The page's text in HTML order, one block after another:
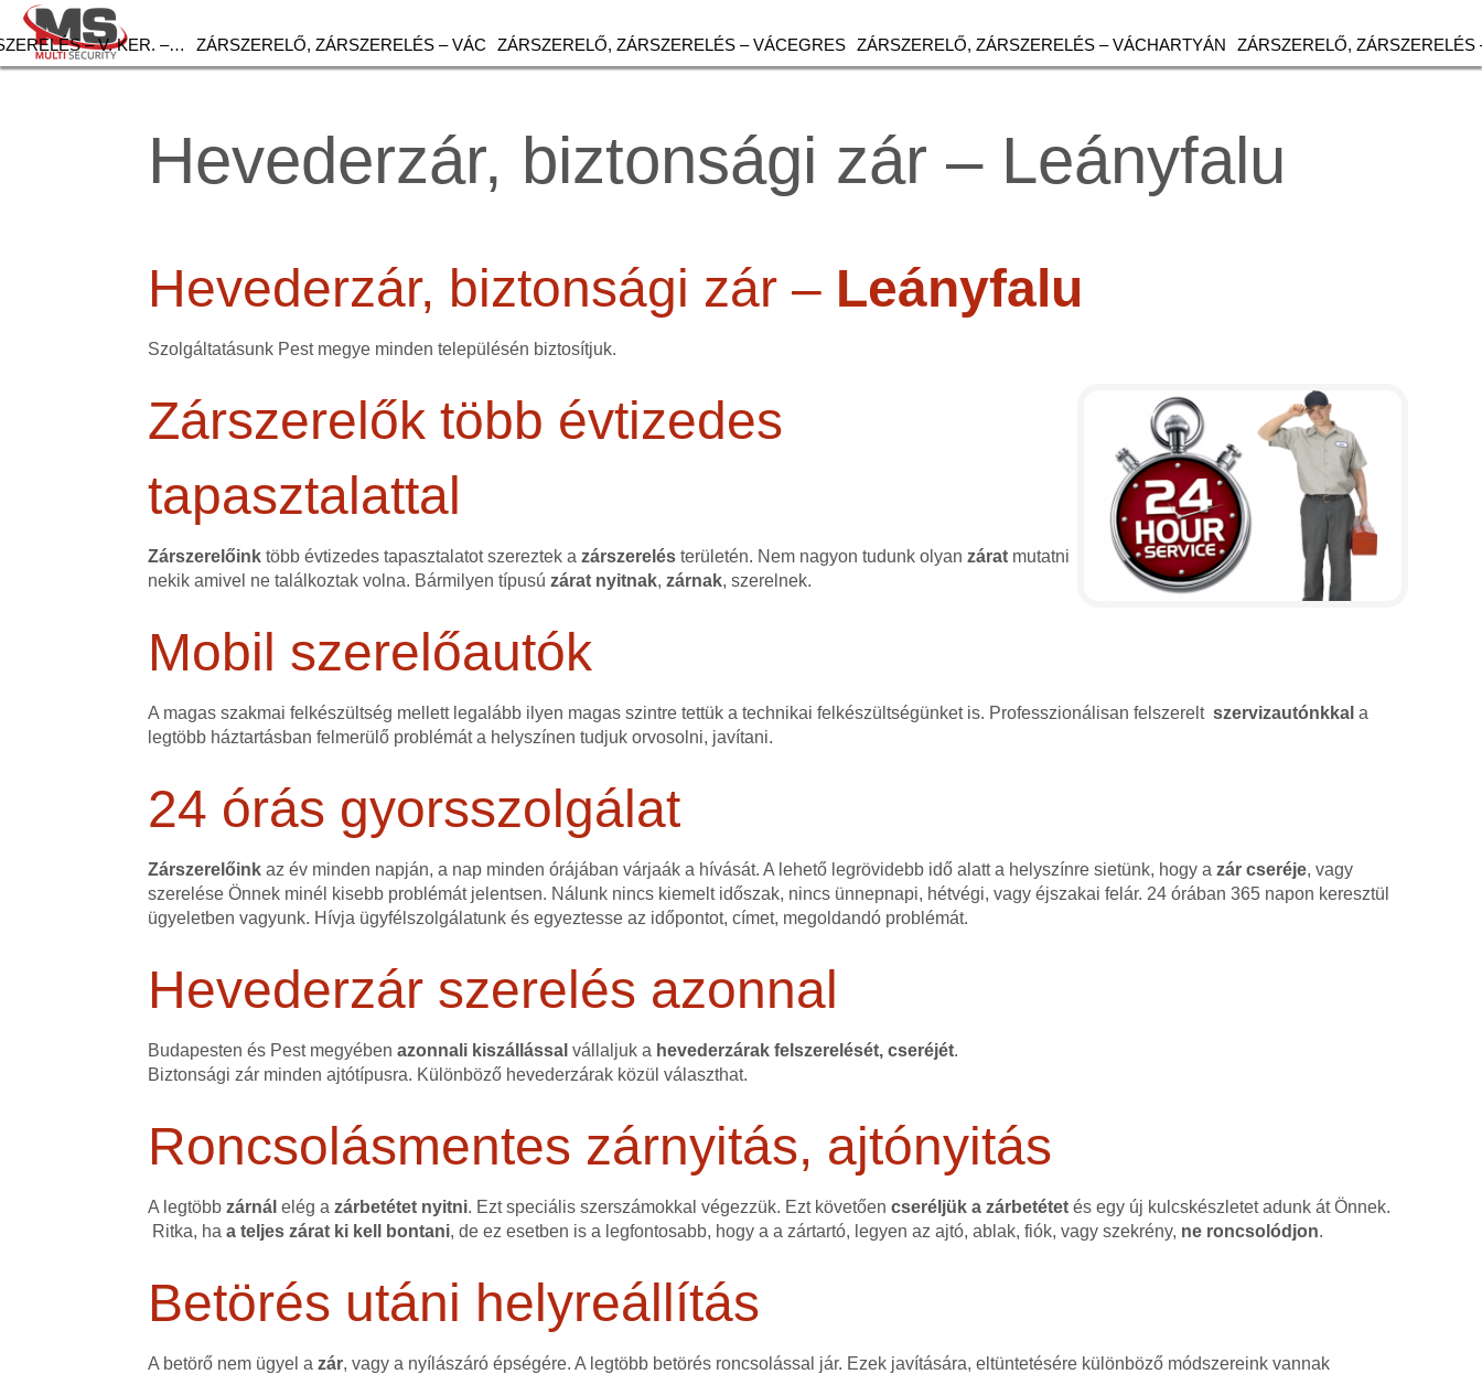
– V. KER. –… ZÁRSZERELŐ, ZÁRSZERELÉS – VÁC ZÁRSZERELŐ, ZÁRSZERELÉS – VÁCEGRES ZÁRSZERELŐ, ZÁRSZERELÉS – VÁCHARTYÁN ZÁRSZERELŐ, ZÁRSZERELÉS
Hevederzár, biztonsági zár – Leányfalu
Hevederzár, biztonsági zár – Leányfalu
Szolgáltatásunk Pest megye minden településén biztosítjuk.
Zárszerelők több évtizedes
tapasztalattal
Zárszerelőink több évtizedes tapasztalatot szereztek azárszerelés területén. Nem nagyon tudunk olyanzárat mutatni
nekik amivel ne találkoztak volna. Bármilyen típusúzárat nyitnak,zárnak, szerelnek.
Mobil szerelőautók
A magas szakmai felkészültség mellett legalább ilyen magas szintre tettük a technikai felkészültségünket is. Professzionálisan felszereltszervizautónkkal a
legtöbb háztartásban felmerülő problémát a helyszínen tudjuk orvosolni, javítani.
24 órás gyorsszolgálat
Zárszerelőink az év minden napján, a nap minden órájában várjaák a hívását. A lehető legrövidebb idő alatt a helyszínre sietünk, hogy azár cseréje, vagy
szerelése Önnek minél kisebb problémát jelentsen. Nálunk nincs kiemelt időszak, nincs ünnepnapi, hétvégi, vagy éjszakai felár. 24 órában 365 napon keresztül
ügyeletben vagyunk. Hívja ügyfélszolgálatunk és egyeztesse az időpontot, címet, megoldandó problémát.
Hevederzár szerelés azonnal
Budapesten és Pest megyében azonnali kiszállással vállaljuk a hevederzárak felszerelését, cseréjét.
Biztonsági zár minden ajtótípusra. Különböző hevederzárak közül választhat.
Roncsolásmentes zárnyitás, ajtónyitás
A legtöbbzárnál elég azárbetétet nyitni. Ezt speciális szerszámokkal végezzük. Ezt követőencseréljük a zárbetétet és egy új kulcskészletet adunk át Önnek.
Ritka, haa teljes zárat ki kell bontani, de ez esetben is a legfontosabb, hogy a a zártartó, legyen az ajtó, ablak, fiók, vagy szekrény, ne roncsolódjon.
Betörés utáni helyreállítás
A betörő nem ügyel azár, vagy a nyílászáró épségére. A legtöbb betörés roncsolással jár. Ezek javítására, eltüntetésére különböző módszereink vannak